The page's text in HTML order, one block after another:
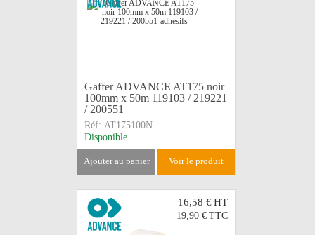
Gaffer ADVANCE AT175 noir
100mm x 50m 119103 / 219221
/ 200551
Réf: AT175100N
Disponible
ajouter au panier voir le produit
16,58 €HT
19,90 € TTC